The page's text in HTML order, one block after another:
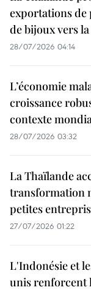
exportations de
de bijoux vers
28/07/2026 04:14
L’économie
croissance
contexte
28/07/2026 03:32
La Thaïlande
transformation
petites
27/07/2026 01:22
L'Indonésie et
unis renforcent